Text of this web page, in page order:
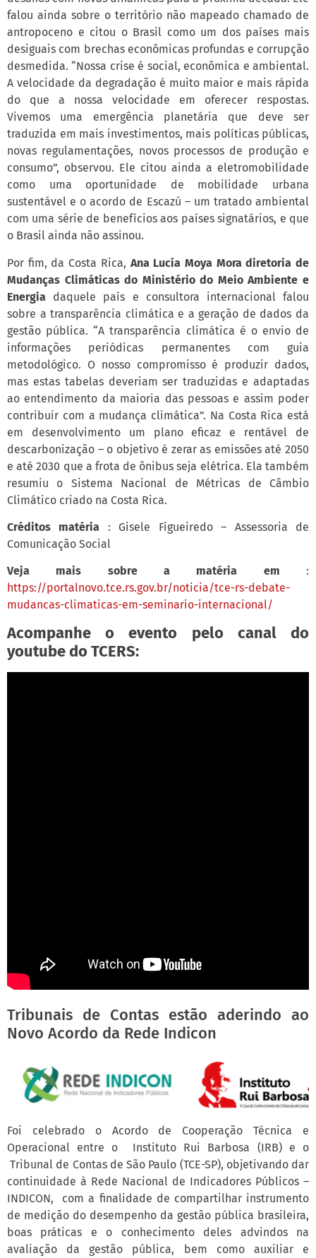
falou ainda sobre o território não mapeado chamado de
antropoceno e citou o Brasil como um dos países mais
desiguais com brechas econômicas profundas e corrupção
desmedida. “Nossa crise é social, econômica e ambiental.
A velocidade da degradação é muito maior e mais rápida
do que a nossa velocidade em oferecer respostas.
Vivemos uma emergência planetária que deve ser
traduzida em mais investimentos, mais políticas públicas,
novas regulamentações, novos processos de produção e
consumo”, observou. Ele citou ainda a eletromobilidade
como uma oportunidade de mobilidade urbana
sustentável e o acordo de Escazú – um tratado ambiental
com uma série de benefícios aos países signatários, e que
o Brasil ainda não assinou.
Por fim, da Costa Rica, Ana Lucía Moya Mora diretoria de
Mudanças Climáticas do Ministério do Meio Ambiente e
Energia daquele país e consultora internacional falou
sobre a transparência climática e a geração de dados da
gestão pública. “A transparência climática é o envio de
informações periódicas permanentes com guia
metodológico. O nosso compromisso é produzir dados,
mas estas tabelas deveriam ser traduzidas e adaptadas
ao entendimento da maioria das pessoas e assim poder
contribuir com a mudança climática”. Na Costa Rica está
em desenvolvimento um plano eficaz e rentável de
descarbonização – o objetivo é zerar as emissões até 2050
e até 2030 que a frota de ônibus seja elétrica. Ela também
resumiu o Sistema Nacional de Métricas de Câmbio
Climático criado na Costa Rica.
Créditos matéria : Gisele Figueiredo – Assessoria de
Comunicação Social
Veja mais sobre a matéria em :
https://portalnovo.tce.rs.gov.br/noticia/tce-rs-debate-
mudancas-climaticas-em-seminario-internacional/
Acompanhe o evento pelo canal do
youtube do TCERS:
Tribunais de Contas estão aderindo ao
Novo Acordo da Rede Indicon
Foi celebrado o Acordo de Cooperação Técnica e
Operacional entre o Instituto Rui Barbosa (IRB) e o
Tribunal de Contas de São Paulo (TCE-SP), objetivando dar
continuidade à Rede Nacional de Indicadores Públicos –
INDICON, com a finalidade de compartilhar instrumento
de medição do desempenho da gestão pública brasileira,
boas práticas e o conhecimento deles advindos na
avaliação da gestão pública, bem como auxiliar e